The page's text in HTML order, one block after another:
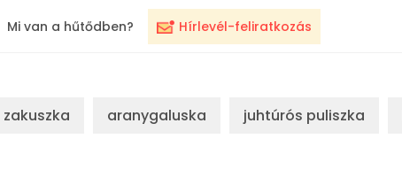
Hírlevél-feliratkozás
Mi van a hűtődben?
zakuszka aranygaluska juhtúrós puliszka